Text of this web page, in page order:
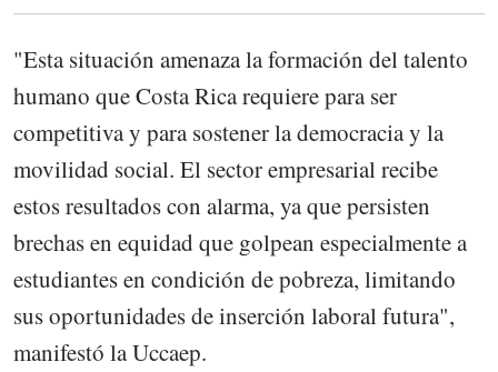
"Esta situación amenaza la formación del talento
humano que Costa Rica requiere para ser
competitiva y para sostener la democracia y la
movilidad social. El sector empresarial recibe
estos resultados con alarma, ya que persisten
brechas en equidad que golpean especialmente a
estudiantes en condición de pobreza, limitando
sus oportunidades de inserción laboral futura",
manifestó la Uccaep.